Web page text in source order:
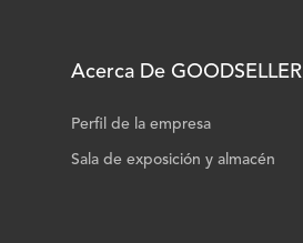
Acerca De GOODSELLER
Perfil de la empresa
Sala de exposición y almacén